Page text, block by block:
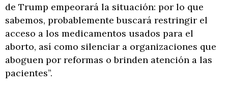
de Trump empeorará la situación: por lo que
sabemos, probablemente buscará restringir el
acceso a los medicamentos usados para el
aborto, así como silenciar a organizaciones que
aboguen por reformas o brinden atención a las
pacientes”.